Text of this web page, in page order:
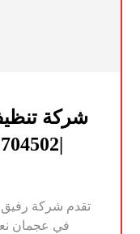
شركة
|0545704502| عروض 2024
تقدم شركة
في عجمان